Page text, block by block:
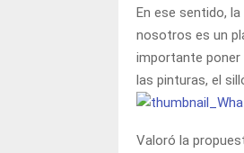
En ese sentido,
nosotros es un
importante poner
las pinturas, el
Valoró la